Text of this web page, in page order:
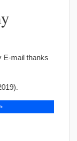
E-mail thanks